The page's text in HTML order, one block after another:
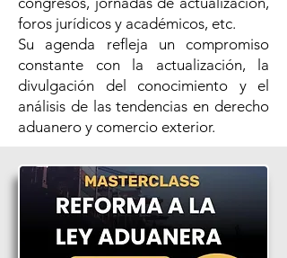
foros jurídicos y académicos, etc.
Su agenda refleja un compromiso
constante con la actualización, la
divulgación del conocimiento y el
análisis de las tendencias en derecho
aduanero y comercio exterior.